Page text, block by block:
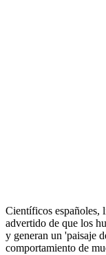
Científicos españoles,
advertido de que los
y generan un 'paisaje
comportamiento de